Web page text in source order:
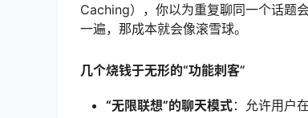
Caching），你以为重复聊同一个话题
一遍，那成本就会像滚雪球。
几个烧钱于无形的“功能刺客”
“无限联想”的聊天模式：允许用户